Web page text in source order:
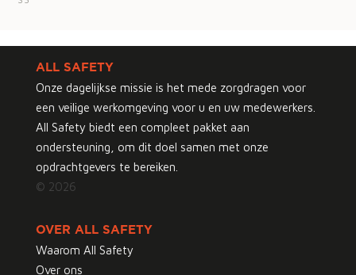
ALL SAFETY
Onze dagelijkse missie is het mede zorgdragen voor
een veilige werkomgeving voor u en uw medewerkers.
All Safety biedt een compleet pakket aan
ondersteuning, om dit doel samen met onze
opdrachtgevers te bereiken.
© 2026
OVER ALL SAFETY
Waarom All Safety
Over ons